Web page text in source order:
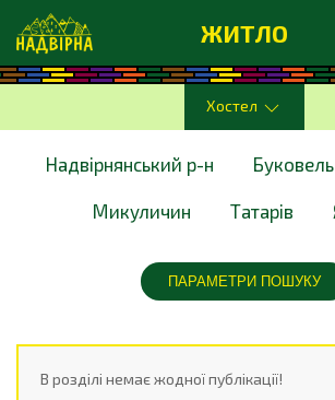
ЖИТЛО
Хостел
Надвірнянський р-н Буковель
Микуличин Татарів
ПАРАМЕТРИ ПОШУКУ
В розділі немає жодної публікації!